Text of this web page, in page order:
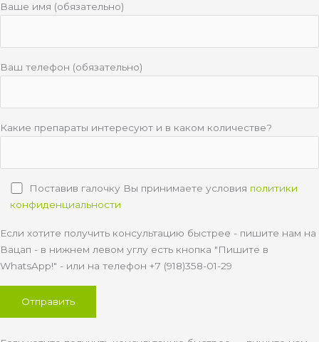
Ваше имя (обязательно)
Ваш телефон (обязательно)
Какие препараты интересуют и в каком количестве?
Поставив галочку Вы принимаете условия политики
конфиденциальности
Если хотите получить консультацию быстрее - пишите нам на
Вацап - в нижнем левом углу есть кнопка "Пишите в
WhatsApp!" - или на телефон +7 (918)358-01-29